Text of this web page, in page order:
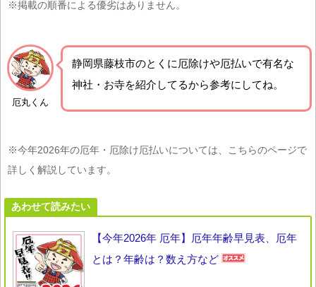
※掲載の順番による優劣はありません。
厄丸くん
静岡県藤枝市のとくに厄除けや厄払いで有名な
神社・お寺を紹介 してるから参考にしてね。
※今年2026年の厄年・厄除け厄払いについては、こちらのページで
詳しく解説しています。
あわせて読みたい
【今年2026年 厄年】厄年年齢早見表、厄年
とは？年齢は？数え方など